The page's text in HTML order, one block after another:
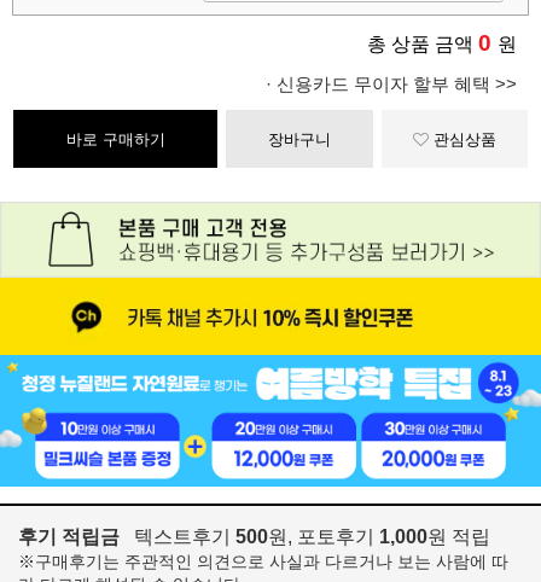
총 상품 금액 0 원
· 신용카드 무이자 할부 혜택 >>
바로 구매하기 장바구니 관심상품
후기 적립금 텍스트후기 500원, 포토후기 1,000원 적립
※구매후기는 주관적인 의견으로 사실과 다르거나 보는 사람에 따